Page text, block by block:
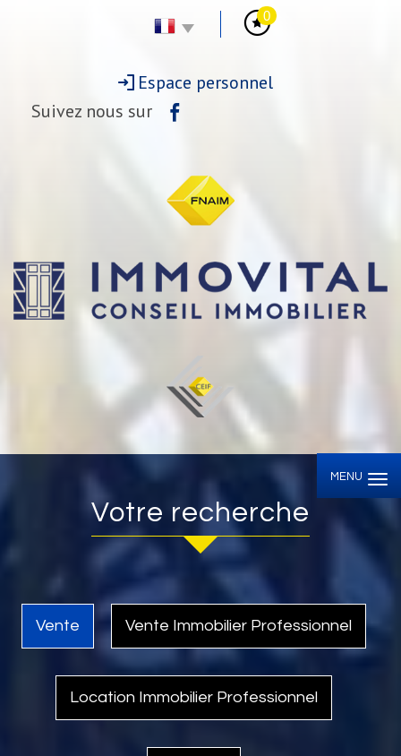
0
Espace personnel
Suivez nous sur
MENU
votre recherche
Vente Vente Immobilier Professionnel
Location Immobilier Professionnel